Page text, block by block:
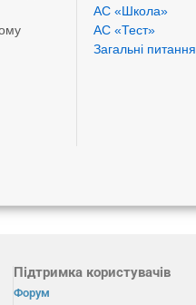
АС «Школа»
АС «Тест»
Загальні питання
Підтримка користувачів
Форум